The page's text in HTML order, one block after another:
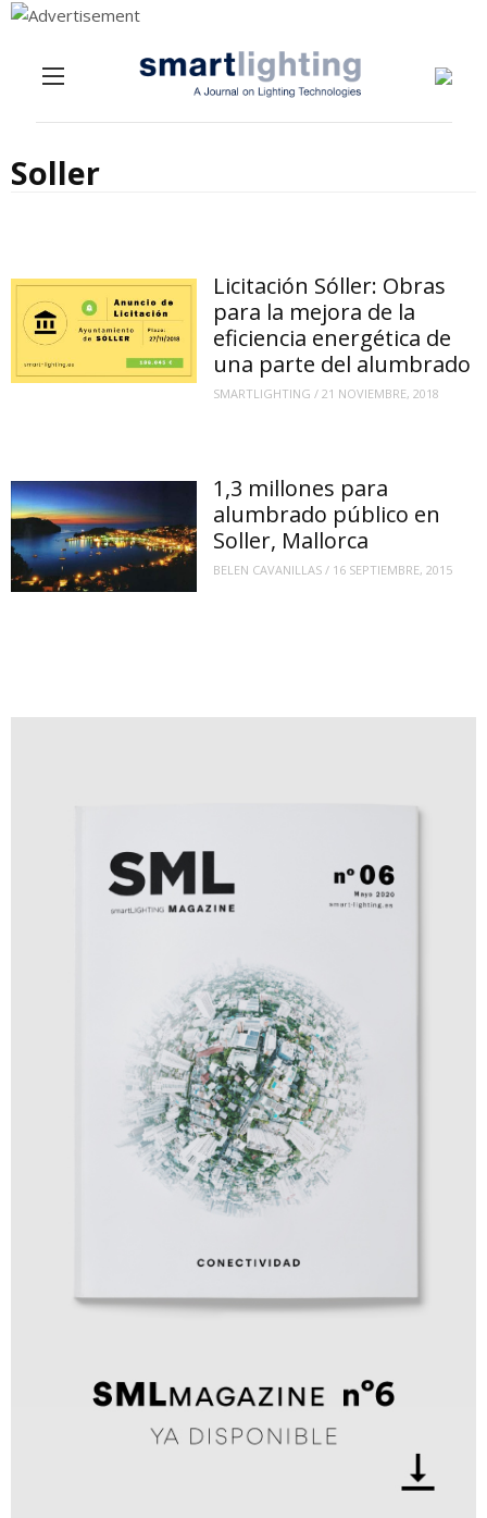
Soller
Licitación Sóller: Obras
para la mejora de la
eficiencia energética de
una parte del alumbrado
SMARTLIGHTING /21 NOVIEMBRE, 2018
1,3 millones para
alumbrado público en
Soller, Mallorca
BELEN CAVANILLAS / 16 SEPTIEMBRE, 2015